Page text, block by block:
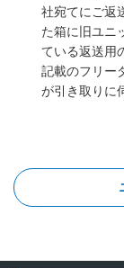
社宛てにご返
た箱に旧ユニ
ている返送用
記載のフリー
が引き取りに